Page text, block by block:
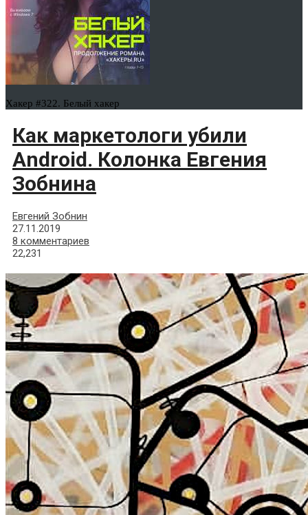
Хакер #322. Белый хакер
Как маркетологи убили
Android. Колонка Евгения
Зобнина
Евгений Зобнин
27.11.2019
8 комментариев
22,231